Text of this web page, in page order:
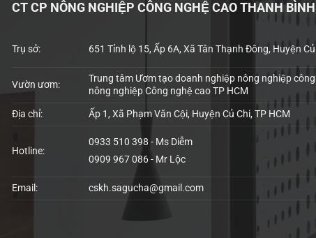
CT CP NÔNG NGHIỆP CÔNG NGHỆ CAO THANH BÌNH
Trụ sở: 651 Tỉnh lộ 15, Ấp 6A, Xã Tân Thạnh Đông, Huyện
Vườn ươm:
Trung tâm Ươm tạo doanh nghiệp nông nghiệp
nông nghiệp Công nghệ cao TP HCM
Địa chỉ: Ấp 1, Xã Phạm Văn Cội, Huyện Củ Chi, TP HCM
Hotline:
0933 510 398 - Ms Diễm
0909 967 086 - Mr Lộc
Email: cskh.sagucha@gmail.com